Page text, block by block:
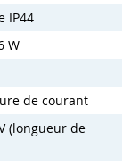
IP44
W
de courant
(longueur de